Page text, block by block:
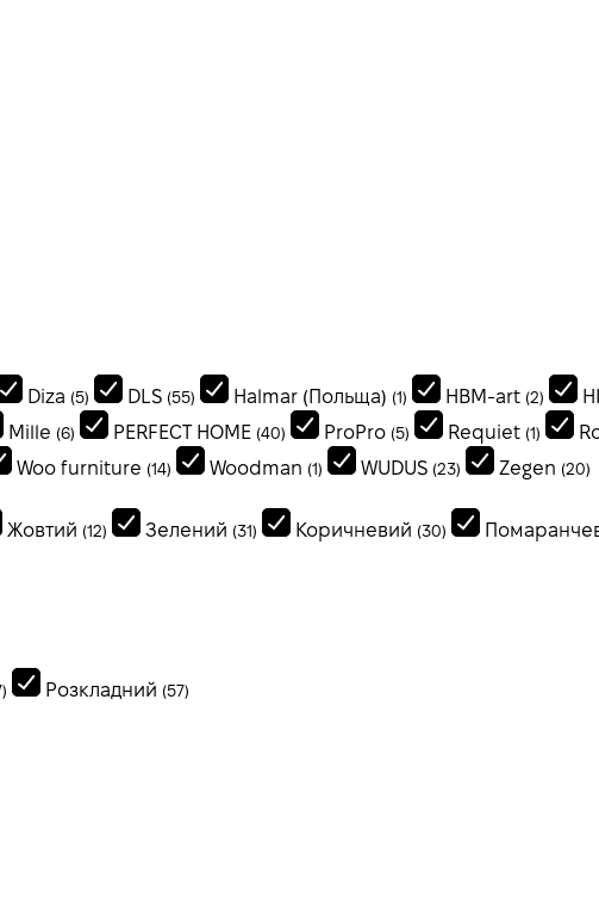
Diza (5) DLS (55) Halmar (Польща) (1) HBM-art (2)
Mille (6) PERFECT HOME (40) ProPro (5) Requiet (1)
Woo furniture (14) Woodman (1) WUDUS (23) Zegen (20)
Жовтий (12) Зелений (31) Коричневий (30)
Розкладний (57)